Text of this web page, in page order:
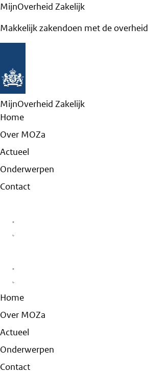
MijnOverheid Zakelijk
Makkelijk zakendoen met de overheid
MijnOverheid Zakelijk
Home
Over MOZa
Actueel
Onderwerpen
Contact
Home
Over MOZa
Actueel
Onderwerpen
Contact